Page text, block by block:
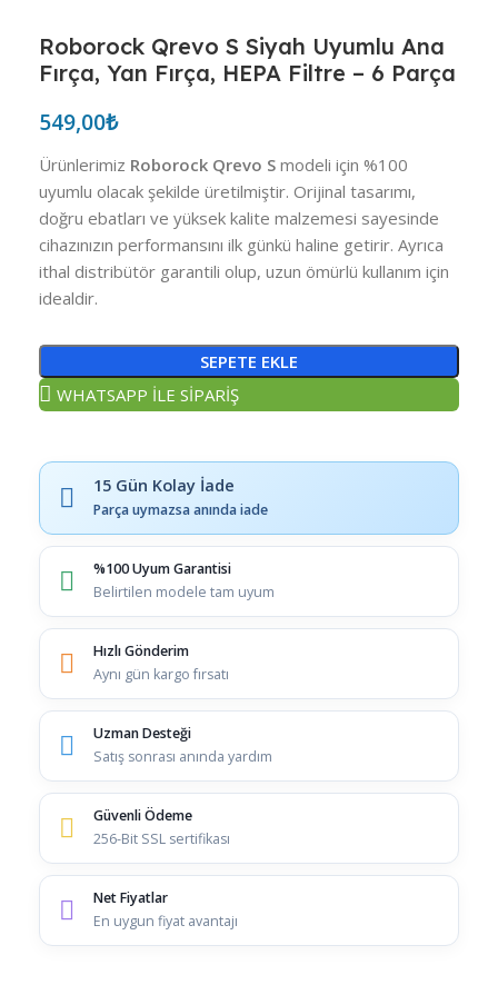
Roborock Qrevo S Siyah Uyumlu Ana
Fırça, Yan Fırça, HEPA Filtre – 6 Parça
549,00₺
Ürünlerimiz Roborock Qrevo S modeli için %100
uyumlu olacak şekilde üretilmiştir. Orijinal tasarımı,
doğru ebatları ve yüksek kalite malzemesi sayesinde
cihazınızın performansını ilk günkü haline getirir. Ayrıca
ithal distribütör garantili olup, uzun ömürlü kullanım için
idealdir.
SEPETE EKLE
WHATSAPP İLE SİPARİŞ
15 Gün Kolay İade
Parça uymazsa anında iade
%100 Uyum Garantisi
Belirtilen modele tam uyum
Hızlı Gönderim
Aynı gün kargo fırsatı
Uzman Desteği
Satış sonrası anında yardım
Güvenli Ödeme
256-Bit SSL sertifikası
Net Fiyatlar
En uygun fiyat avantajı